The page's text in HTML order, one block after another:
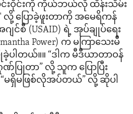
းဝိုင်းကို ကိုယ်ဘယ်လို ထိန်းသိမ်း
ပြောခဲ့ဖူးတာကို အမေရိကန်
ျင်စီ (USAID) ရဲ့ အုပ်ချုပ်ရေး
Power) က မကြာသေးမီ
ပါတယ်။။ “ဒါက မီဒီယာတာဝန်
ပြုတာ” လို့ သူက ပြောပြီး
မရှိမဖြစ်လိုအပ်တယ်” လို့ ဆိုပါ